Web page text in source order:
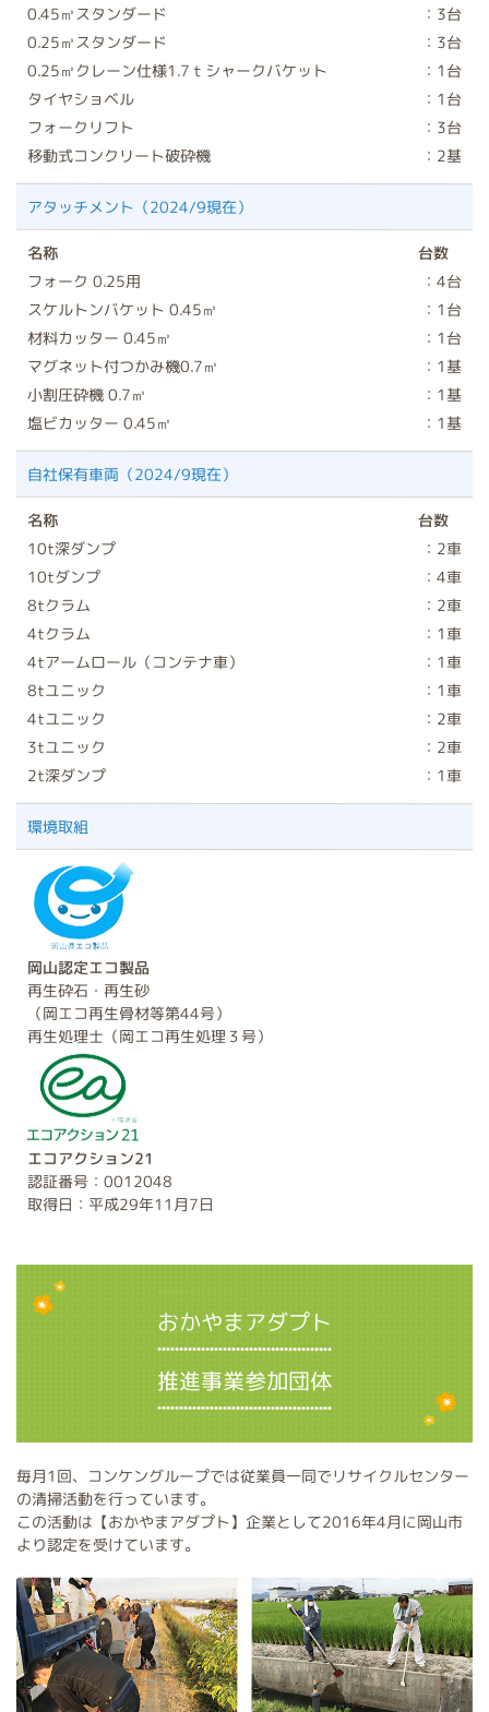
0.45㎥スタンダード ：3台
0.25㎥スタンダード ：3台
0.25㎥クレーン仕様1.7ｔシャークバケット ：1台
タイヤショベル ：1台
フォークリフト ：3台
移動式コンクリート破砕機 ：2基
アタッチメント（2024/9現在）
名称 台数
フォーク 0.25用 ：4台
スケルトンバケット 0.45㎥ ：1台
材料カッター 0.45㎥ ：1台
マグネット付つかみ機0.7㎥ ：1基
小割圧砕機 0.7㎥ ：1基
塩ビカッター 0.45㎥ ：1基
自社保有車両（2024/9現在）
名称 台数
10t深ダンプ ：2車
10tダンプ ：4車
8tクラム ：2車
4tクラム ：1車
4tアームロール（コンテナ車） ：1車
8tユニック ：1車
4tユニック ：2車
3tユニック ：2車
2t深ダンプ ：1車
環境取組
岡山認定エコ製品
再生砕石・再生砂
（岡エコ再生骨材等第44号）
再生処理士（岡エコ再生処理３号）
エコアクション21
認証番号：0012048
取得日：平成29年11月7日
おかやまアダプト
推進事業参加団体
毎月1回、コンケングループでは従業員一同でリサイクルセンター
の清掃活動を行っています。
この活動は【おかやまアダプト】企業として2016年4月に岡山市
より認定を受けています。